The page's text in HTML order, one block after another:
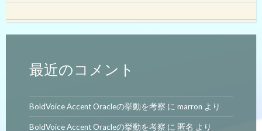
最近のコメント
BoldVoice Accent Oracleの挙動を考察 に marron より
BoldVoice Accent Oracleの挙動を考察 に 匿名 より